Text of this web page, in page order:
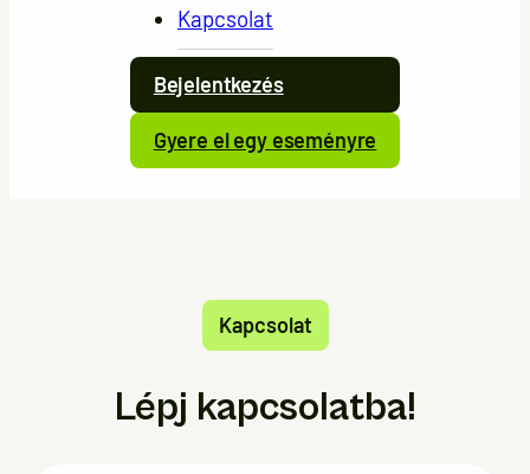
Kapcsolat
Bejelentkezés
Gyere el egy eseményre
Kapcsolat
Lépj kapcsolatba!